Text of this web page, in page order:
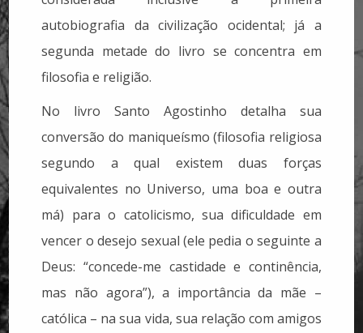
autobiografia da civilização ocidental; já a
segunda metade do livro se concentra em
filosofia e religião.
No livro Santo Agostinho detalha sua
conversão do maniqueísmo (filosofia religiosa
segundo a qual existem duas forças
equivalentes no Universo, uma boa e outra
má) para o catolicismo, sua dificuldade em
vencer o desejo sexual (ele pedia o seguinte a
Deus: “concede-me castidade e continência,
mas não agora”), a importância da mãe –
católica – na sua vida, sua relação com amigos